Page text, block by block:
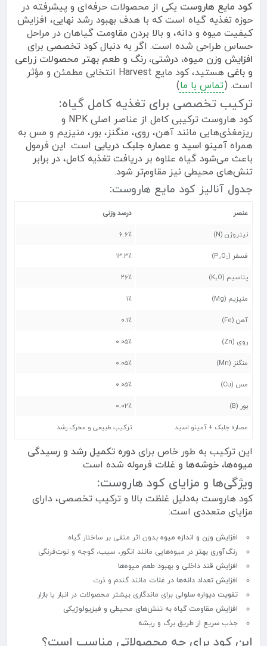
کود مایع هاروست یکی از محصولات حرفه‌ای و پیشرفته در
حوزه تغذیه گیاه است که با هدف بهبود رشد نهایی، افزایش
کیفیت میوه و دانه، و بالا بردن مقاومت گیاهان در مراحل
حساس طراحی شده است. اگر به دنبال کود تخصصی برای
افزایش وزن میوه، درشتی، رنگ و طعم بهتر محصولات زراعی
و باغی
هستید، کود مایع Harvest انتخابی مطمئن و مؤثر
است. (تماس با ما)
ترکیب تخصصی برای تغذیه کامل گیاه:
کود هاروست ترکیبی کامل از عناصر اصلی NPK و
ریزمغذی‌هایی مانند آهن، روی، منگنز، بور، منیزیم و مس به
همراه آمینو اسید و عصاره جلبک دریایی است. این فرمول
باعث می‌شود گیاه علاوه بر دریافت تغذیه کامل، در برابر
تنش‌های محیطی نیز مقاوم‌تر شود.
جدول آنالیز کود مایع هاروست:
عنصر درصد وزنی
نیتروژن (N) ۶.۶٪
فسفر (P₂O₅) ۱۳.۳٪
پتاسیم (K₂O) ۲۶٪
منیزیم (Mg) ۱٪
آهن (Fe) ۰.۱٪
روی (Zn) ۰.۰۵٪
منگنز (Mn) ۰.۰۵٪
مس (Cu) ۰.۰۵٪
بور (B) ۰.۰۲٪
عصاره جلبک + آمینو اسید ترکیب طبیعی و محرک رشد
این ترکیب به طور خاص برای دوره تکمیل رشد و رسیدگی
میوه‌ها، خوشه‌ها و غلات فرموله شده است.
ویژگی‌ها و مزایای کود هاروست:
کود هاروست به‌دلیل غلظت بالا و ترکیب تخصصی، دارای
مزایای متعددی است:
افزایش وزن و اندازه میوه بدون اثر منفی بر ساختار گیاه
رنگ‌آوری بهتر در میوه‌هایی مانند انگور، سیب، گوجه و توت‌فرنگی
افزایش قند داخلی و بهبود طعم میوه‌ها
افزایش تعداد دانه‌ها در غلات مانند گندم و ذرت
تقویت دیواره سلولی برای ماندگاری بیشتر محصولات در انبار یا بازار
افزایش مقاومت گیاه به تنش‌های محیطی و فیزیولوژیکی
جذب سریع از طریق برگ و ریشه
این کود برای چه محصولاتی مناسب است؟